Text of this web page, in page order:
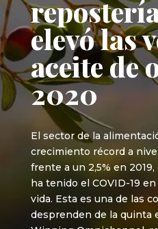
elevó las
aceite de
2020
El sector de la
crecimiento récord a
frente a un 2,5% en
ha tenido el COVID-19
vida. Esta es una de las
desprenden de la quinta